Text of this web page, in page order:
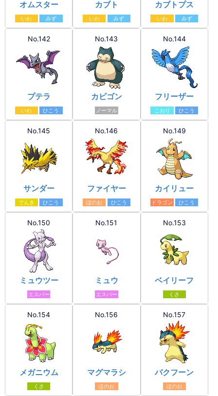
オムスター
いわ みず
カブト
いわ みず
カブトプス
いわ みず
No.142
プテラ
いわ ひこう
No.143
カビゴン
ノーマル
No.144
フリーザー
こおり ひこう
No.145
サンダー
でんき ひこう
No.146
ファイヤー
ほのお ひこう
No.149
カイリュー
ドラゴン ひこう
No.150
ミュウツー
エスパー
No.151
ミュウ
エスパー
No.153
ベイリーフ
くさ
No.154
メガニウム
くさ
No.156
マグマラシ
ほのお
No.157
バクフーン
ほのお